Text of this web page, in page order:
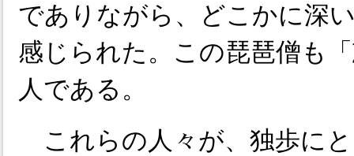
でありながら、どこかに深
感じられた。この琵琶僧も
人である。
これらの人々が、独歩に